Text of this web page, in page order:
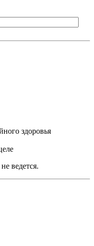
здоровья
ведется.